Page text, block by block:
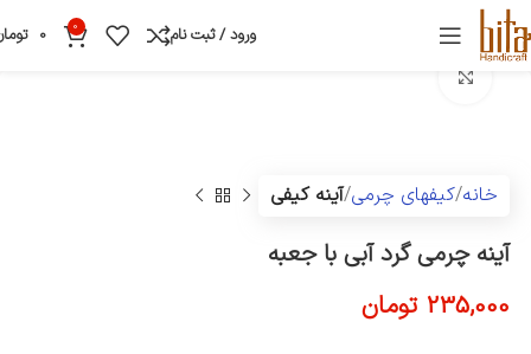
ورود / ثبت نام 0
0
خانه کیفهای چرمی آینه کیفی
آینه چرمی گرد آبی با جعبه
235,000 تومان